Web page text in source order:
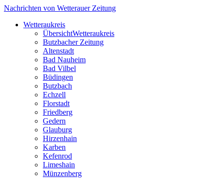
Nachrichten von Wetterauer Zeitung
Wetteraukreis
ÜbersichtWetteraukreis
Butzbacher Zeitung
Altenstadt
Bad Nauheim
Bad Vilbel
Büdingen
Butzbach
Echzell
Florstadt
Friedberg
Gedern
Glauburg
Hirzenhain
Karben
Kefenrod
Limeshain
Münzenberg